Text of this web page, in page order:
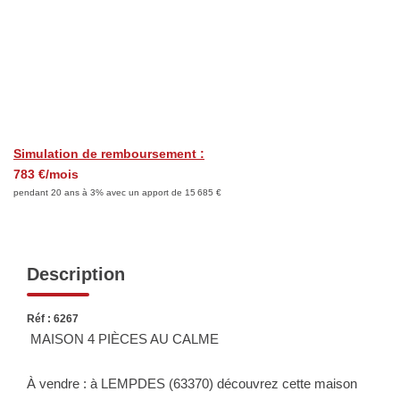
Nos Annonces
Louer Avec Okey
SYNDIC
NOTRE GROUPE
Simulation de remboursement :
783 €/mois
pendant 20 ans à 3% avec un apport de 15 685 €
Description
Réf : 6267
MAISON 4 PIÈCES AU CALME
À vendre : à LEMPDES (63370) découvrez cette maison